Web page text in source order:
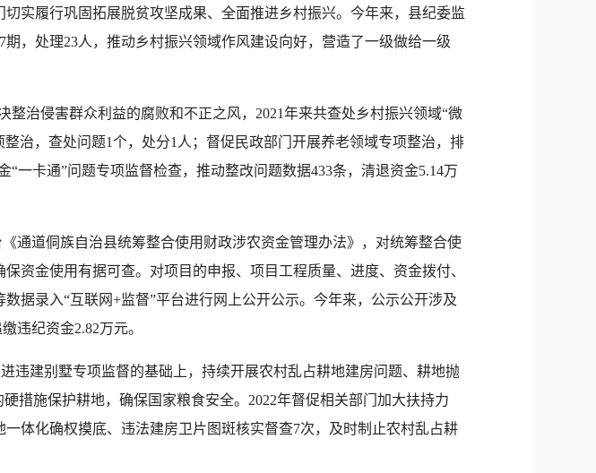
实履行巩固拓展脱贫攻坚成果、全面推进乡村振兴。今年来，县纪委监
，处理23人，推动乡村振兴领域作风建设向好，营造了一级做给一级
治侵害群众利益的腐败和不正之风，2021年来共查处乡村振兴领域“微
治，查处问题1个，处分1人；督促民政部门开展养老领域专项整治，排
一卡通”问题专项监督检查，推动整改问题数据433条，清退资金5.14万
道侗族自治县统筹整合使用财政涉农资金管理办法》，对统筹整合使
资金使用有据可查。对项目的申报、项目工程质量、进度、资金拨付、
据录入“互联网+监督”平台进行网上公开公示。今年来，公示公开涉及
违纪资金2.82万元。
建别墅专项监督的基础上，持续开展农村乱占耕地建房问题、耕地抛
措施保护耕地，确保国家粮食安全。2022年督促相关部门加大扶持力
体化确权摸底、违法建房卫片图斑核实督查7次，及时制止农村乱占耕